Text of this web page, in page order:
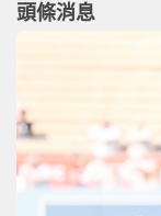
頭條消息